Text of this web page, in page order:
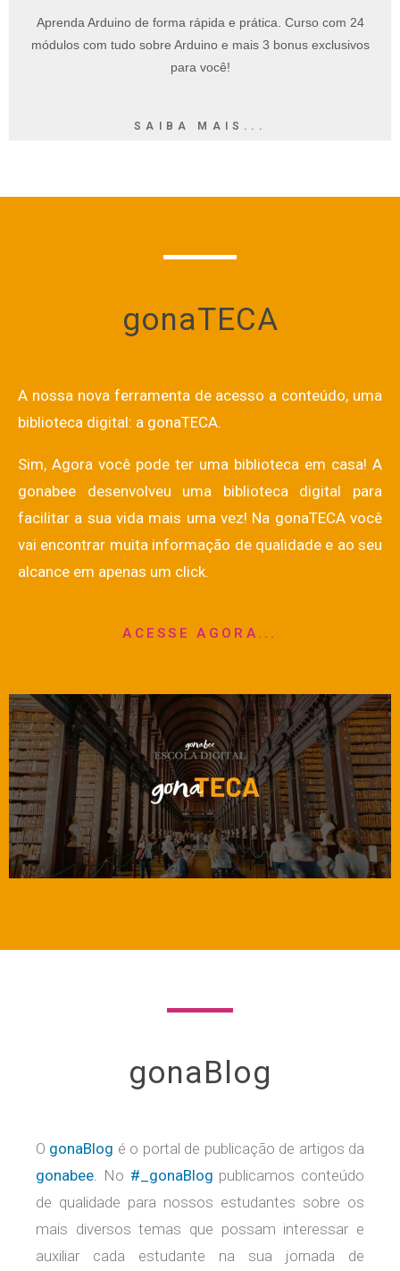
Aprenda Arduino de forma rápida e prática. Curso com 24
módulos com tudo sobre Arduino e mais 3 bonus exclusivos
para você!
SAIBA MAIS...
gonaTECA
A nossa nova ferramenta de acesso a conteúdo, uma
biblioteca digital: a gonaTECA.
Sim, Agora você pode ter uma biblioteca em casa! A
gonabee desenvolveu uma biblioteca digital para
facilitar a sua vida mais uma vez! Na gonaTECAvocê
vai encontrar muita informação de qualidade e ao seu
alcance em apenas um click.
ACESSE AGORA...
gonaBlog
O gonaBlog é o portal de publicação de artigos da
gonabee. No #_gonaBlog publicamos conteúdo
de qualidade para nossos estudantes sobre os
mais diversos temas que possam interessar e
auxiliar cada estudante na sua jornada de